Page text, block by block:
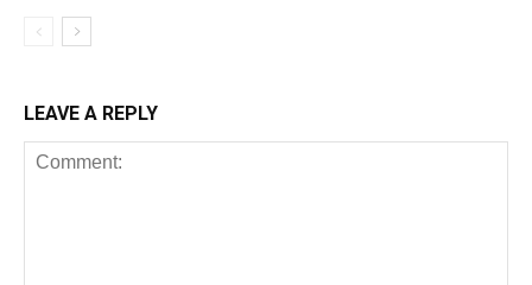
LEAVE A REPLY